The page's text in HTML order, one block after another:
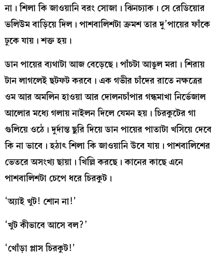
না। শিলা কি জাওয়ানি বরং সোজা। ঝিনচ্যাক। সে রেডিয়োর
ভলিউম বাড়িয়ে দিল। পাশবালিশটা ক্রমশ তার দু’পায়ের ফাঁকে
ঢুকে যায়। শক্ত হয়।
ডান পায়ের ব্যথাটা আজ বেড়েছে। পাঁচটা আঙুল মরা। শিরায়
টান লাগলেই ছটফট করবে। এক গভীর চাঁদের রাতে নক্ষত্রের
ওম আর অমলিন হাওয়া আর দোলনচাঁপার গন্ধমাখা নির্ভেজাল
আলোর মধ্যে গলায় নাইলন দিলে যেমন হয়। চিরকুটের গা
গুলিয়ে ওঠে। দুর্দান্ত ছুরি দিয়ে ডান পায়ের পাতাটা খসিয়ে দেবে
কি না ভাবে। হঠাৎ শিলা কি জাওয়ানি উবে যায়। পাশবালিশের
ভেতরে অসংখ্য ছায়া। খিল্লি করছে। কানের কাছে এনে
পাশবালিশটা চেপে ধরে চিরকুট।
‘অ্যাই খুট! শোন না!’
‘খুট কীভাবে আসে বল?’
‘খোঁড়া প্লাস চিরকুট!’